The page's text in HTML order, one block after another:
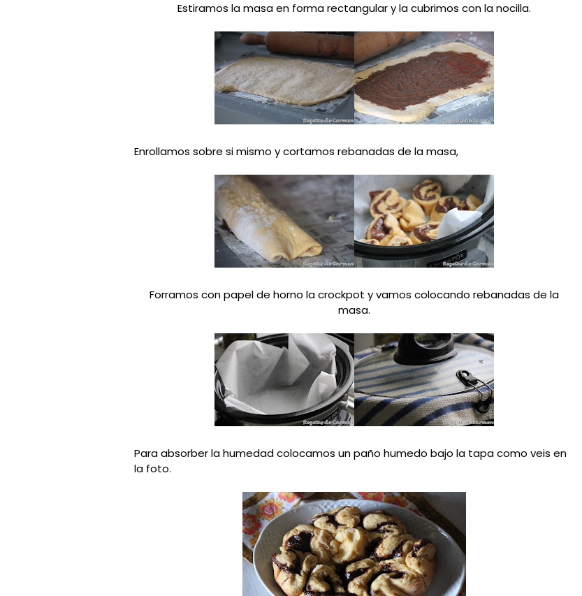
Estiramos la masa en forma rectangular y la cubrimos con la nocilla.
Enrollamos sobre si mismo y cortamos rebanadas de la masa,
Forramos con papel de horno la crockpot y vamos colocando rebanadas de la
masa.
Para absorber la humedad colocamos un paño humedo bajo la tapa como veis en
la foto.